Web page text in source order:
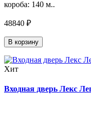
короба: 140 м..
48840 ₽
В корзину
Хит
Входная дверь Лекс